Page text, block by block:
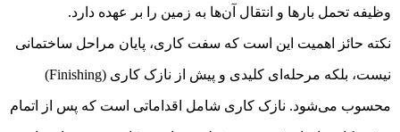
وظیفه تحمل بارها و انتقال آن‌ها به زمین را بر عهده دارد.
نکته حائز اهمیت این است که سفت کاری، پایان مراحل ساختمانی
نیست، بلکه مرحله‌ای کلیدی و پیش از نازک کاری (Finishing)
محسوب می‌شود. نازک کاری شامل اقداماتی است که پس از اتمام